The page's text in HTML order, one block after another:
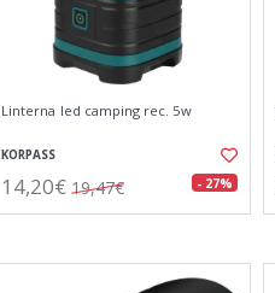
Linterna led camping rec. 5w
KORPASS
14,20€ 19,47€ - 27%